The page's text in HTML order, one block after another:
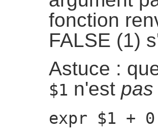
fonction
FALSE (1)
Astuce :
$1 n'est pas
expr $1 + 0